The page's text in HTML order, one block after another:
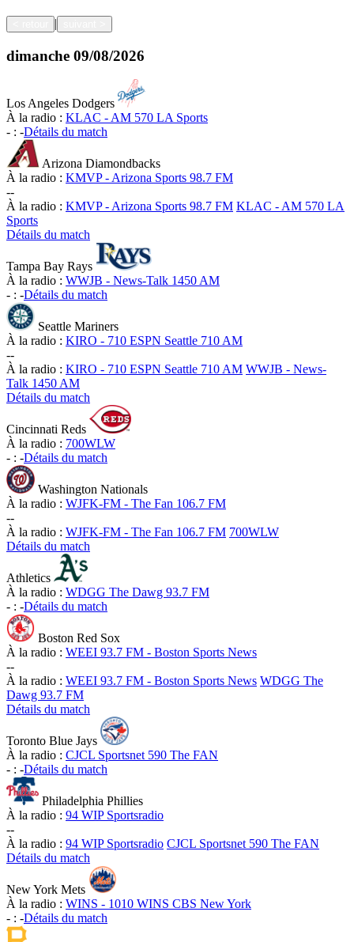
|
dimanche 09/08/2026
Los Angeles Dodgers
À la radio : KLAC - AM 570 LA Sports
- : -Détails du match
Arizona Diamondbacks
À la radio : KMVP - Arizona Sports 98.7 FM
--
À la radio : KMVP - Arizona Sports 98.7 FM KLAC - AM 570 LA
Sports
Détails du match
Tampa Bay Rays
À la radio : WWJB - News-Talk 1450 AM
- : -Détails du match
Seattle Mariners
À la radio : KIRO - 710 ESPN Seattle 710 AM
--
À la radio : KIRO - 710 ESPN Seattle 710 AM WWJB - News-
Talk 1450 AM
Détails du match
Cincinnati Reds
À la radio : 700WLW
- : -Détails du match
Washington Nationals
À la radio : WJFK-FM - The Fan 106.7 FM
--
À la radio : WJFK-FM - The Fan 106.7 FM 700WLW
Détails du match
Athletics
À la radio : WDGG The Dawg 93.7 FM
- : -Détails du match
Boston Red Sox
À la radio : WEEI 93.7 FM - Boston Sports News
--
À la radio : WEEI 93.7 FM - Boston Sports News WDGG The
Dawg 93.7 FM
Détails du match
Toronto Blue Jays
À la radio : CJCL Sportsnet 590 The FAN
- : -Détails du match
Philadelphia Phillies
À la radio : 94 WIP Sportsradio
--
À la radio : 94 WIP Sportsradio CJCL Sportsnet 590 The FAN
Détails du match
New York Mets
À la radio : WINS - 1010 WINS CBS New York
- : -Détails du match